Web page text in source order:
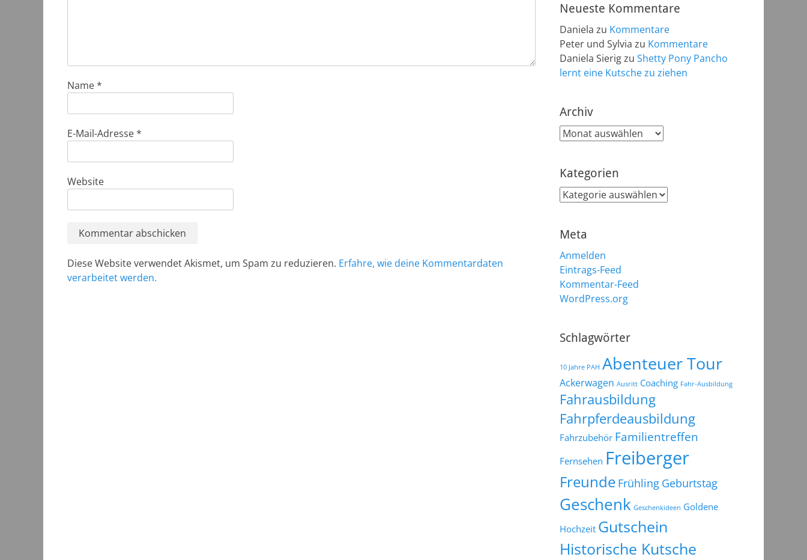
Name*
E-Mail-Adresse*
Website
Diese Website verwendet Akismet, um Spam zu reduzieren. Erfahre, wie deine Kommentardaten
verarbeitet werden.
Neueste Kommentare
Daniela zu Kommentare
Peter und Sylvia zu Kommentare
Daniela Sierigzu Shetty Pony Pancho
lernt eine Kutsche zu ziehen
Archiv
Archiv
Kategorien
Kategorien
Meta
Anmelden
Eintrags-Feed
Kommentar-Feed
WordPress.org
Schlagwörter
10 Jahre PAH Abenteuer Tour
Ackerwagen Ausritt Coaching Fahr-Ausbildung
Fahrausbildung
Fahrpferdeausbildung
Fahrzubehör Familientreffen
Fernsehen Freiberger
Freunde Frühling Geburtstag
Geschenk Geschenkideen Goldene
Hochzeit Gutschein
Historische Kutsche